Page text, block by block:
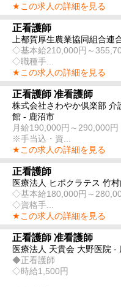
★この求人の詳細を見る
正看護師
上都賀厚生農業協同組合
◇基本給210,000円～
◇職種手...
★この求人の詳細を見る
正看護師 准看護師
株式会社さわやか倶楽部 介
館 - 鹿沼市
月給190,000円～290,000円
※手当込・資...
★この求人の詳細を見る
正看護師
医療法人 ヒポクラテス 竹
◇基本給180,000円～
◇資格手...
★この求人の詳細を見る
正看護師 准看護師
医療法人 天貴会 大野医院 -
◆正看護師
◇時給1,500円